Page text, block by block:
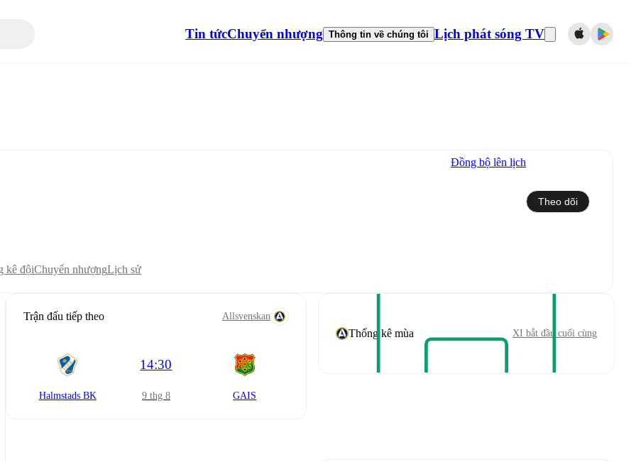
Tin tứcChuyển nhượng Thông tin về chúng tôi Lịch phát sóng TV
Đồng bộ lên lịch
Theo dõi
kê độiChuyển nhượngLịch sử
Trận đấu tiếp theo Allsvenskan
Halmstads BK
14:30
9 thg 8 GAIS
Thống kê mùa XI bắt đầu cuối cùng